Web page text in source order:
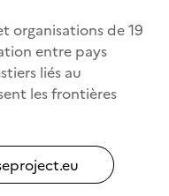
organisations de 19
entre pays
liés au
les frontières